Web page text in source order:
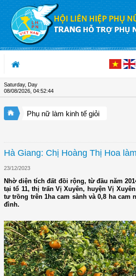
Skip to Content
Saturday, Day
08/08/2026 04:52:45
Phụ nữ làm kinh tế giỏi
Hà Giang: Chị Hoàng Thị Hoa
23/12/2023
Nhờ diện tích đất đồi rộng, từ đầu năm
tại tổ 11, thị trấn Vị Xuyên, huyện Vị
tư trồng trên 1ha cam sành và 0,8 ha cam
đình.